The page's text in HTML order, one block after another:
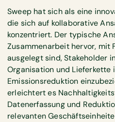
Sweep hat sich als eine
die sich auf kollaborative
konzentriert. Der typische
Zusammenarbeit hervor, mit
ausgelegt sind, Stakeholder
Organisation und Lieferkette
Emissionsreduktion
erleichtert es
Datenerfassung und
relevanten